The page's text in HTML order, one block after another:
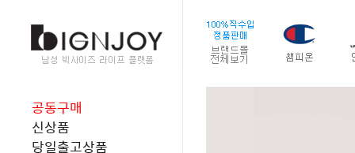
공동구매
신상품
당일출고상품